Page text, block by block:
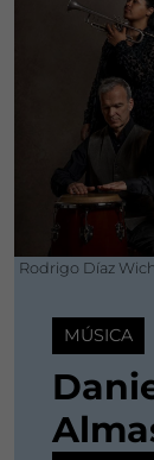
Rodrigo Díaz
MÚSICA